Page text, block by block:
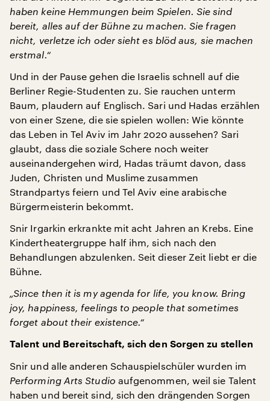
haben keine Hemmungen beim Spielen. Sie sind
bereit, alles auf der Bühne zu machen. Sie fragen
nicht, verletze ich oder sieht es blöd aus, sie machen
erstmal.“
Und in der Pause gehen die Israelis schnell auf die
Berliner Regie-Studenten zu. Sie rauchen unterm
Baum, plaudern auf Englisch. Sari und Hadas erzählen
von einer Szene, die sie spielen wollen: Wie könnte
das Leben in Tel Aviv im Jahr 2020 aussehen? Sari
glaubt, dass die soziale Schere noch weiter
auseinandergehen wird, Hadas träumt davon, dass
Juden, Christen und Muslime zusammen
Strandpartys feiern und Tel Aviv eine arabische
Bürgermeisterin bekommt.
Snir Irgarkin erkrankte mit acht Jahren an Krebs. Eine
Kindertheatergruppe half ihm, sich nach den
Behandlungen abzulenken. Seit dieser Zeit liebt er die
Bühne.
„Since then it is my agenda for life, you know. Bring
joy, happiness, feelings to people that sometimes
forget about their existence.“
Talent und Bereitschaft, sich den Sorgen zu stellen
Snir und alle anderen Schauspielschüler wurden im
Performing Arts Studio aufgenommen, weil sie Talent
haben und bereit sind, sich den drängenden Sorgen